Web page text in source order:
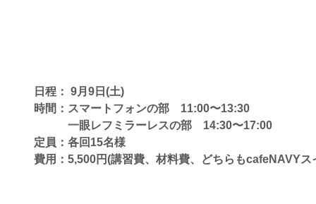
日程： 9月9日(土)
時間：スマートフォンの部　11:00〜13:30
一眼レフミラーレスの部　14:30〜17:00
定員：各回15名様
費用：5,500円(講習費、材料費、どちらもcafeNAVYス